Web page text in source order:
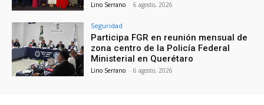
Lino Serrano - 6 agosto, 2026
Seguridad
Participa FGR en reunión mensual de
zona centro de la Policía Federal
Ministerial en Querétaro
Lino Serrano - 6 agosto, 2026